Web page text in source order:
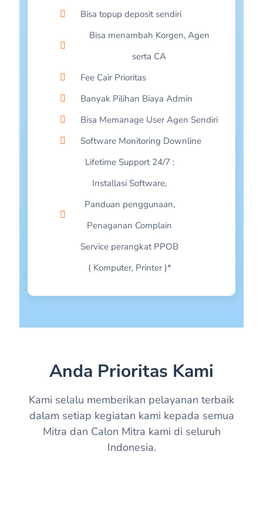
CHAERUL HATTA-SULAWESI SELATAN
TOKO DIANA-JAWA TENGAH
NAJAH RELOAD- SITUBONDO
MALIKU CELL-KALIMANTAN TENGAH
AFRIMON- BENGKULU
CENDIKIA- WAY KANAN
CHOER-SUMATERA UTARA
RIVHACELL- BOJONEGORO
KARJANI- JAWA TIMUR
MUHAMAD SAEPUL MUSTOPA- KARAWANG
Bisa topup deposit sendiri
Bisa menambah Korgen, Agen
serta CA
Fee Cair Prioritas
Banyak Pilihan Biaya Admin
Bisa Memanage User Agen Sendiri
Software Monitoring Downline
Lifetime Support 24/7 :
Installasi Software,
Panduan penggunaan,
Penaganan Complain
Service perangkat PPOB
( Komputer, Printer )*
Anda Prioritas Kami
Kami selalu memberikan pelayanan terbaik
dalam setiap kegiatan kami kepada semua
Mitra dan Calon Mitra kami di seluruh
Indonesia.